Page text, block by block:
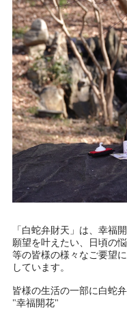
「白蛇弁財天」は、幸福
願望を叶えたい、日頃の
等の皆様の様々なご要望
しています。
皆様の生活の一部に白蛇
"幸福開花"